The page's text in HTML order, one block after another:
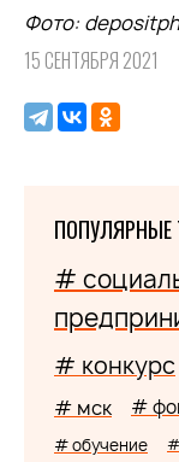
Фото:
15 СЕНТЯБРЯ 2021
ПОПУЛЯРНЫЕ
#
# конкурс
# мск #
# обучение